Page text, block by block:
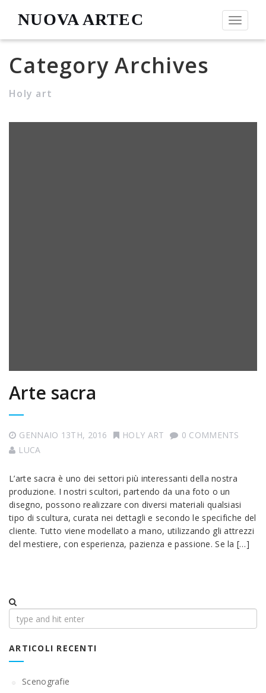
Toggle
NUOVA ARTEC
Category Archives
Holy art
Arte sacra
GENNAIO 13TH, 2016 HOLY ART
0 COMMENTS
LUCA
L’arte sacra è uno dei settori più interessanti della nostra
produzione. I nostri scultori, partendo da una foto o un
disegno, possono realizzare con diversi materiali qualsiasi
tipo di scultura, curata nei dettagli e secondo le specifiche del
cliente. Tutto viene modellato a mano, utilizzando gli attrezzi
del mestiere, con esperienza, pazienza e passione. Se la […]
ARTICOLI RECENTI
Scenografie